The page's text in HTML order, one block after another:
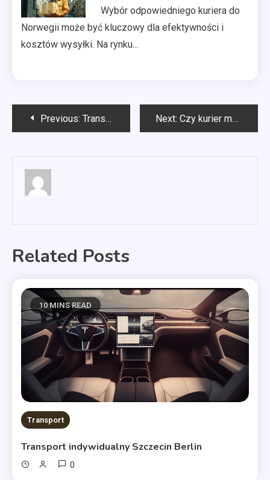
Wybór odpowiedniego kuriera do
Norwegii może być kluczowy dla efektywności i
kosztów wysyłki. Na rynku…
Nawigacja
Previous: Transport Norwegia Next: Czy kurier ma obowiązek dostarczyć przesyłkę pod drzwi?
Related Posts
10 MINS READ
Transport
Transport indywidualny Szczecin Berlin
0